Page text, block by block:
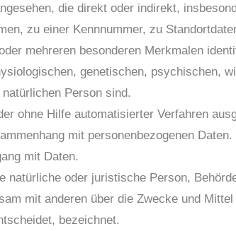
die direkt oder indirekt,
zu einer Kennnummer, zu
mehreren besonderen Merkmalen
genetischen, psychischen,
Person sind.
ohne Hilfe automatisierter Verfahren
mit personenbezogenen
mit Daten.
natürliche oder juristische Person,
mit anderen über die Zwecke und
bezeichnet.